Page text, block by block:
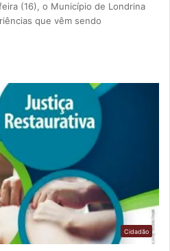
(16), o Município de Londrina
que vêm sendo
Cidadão